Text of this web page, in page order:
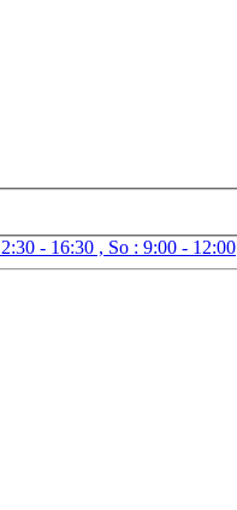
- 16:30 , So : 9:00 - 12:00